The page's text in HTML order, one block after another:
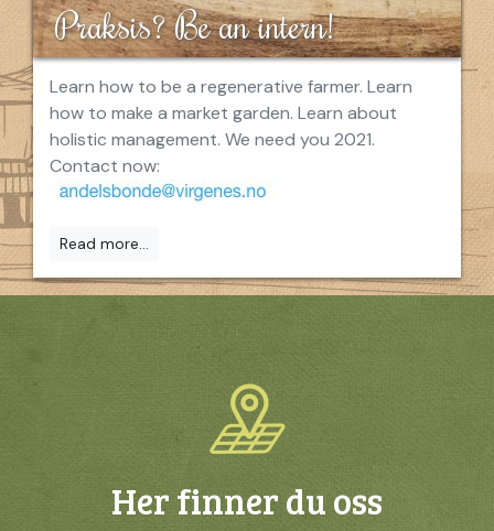
Praksis? Be an intern!
Learn how to be a regenerative farmer. Learn
how to make a market garden. Learn about
holistic management. We need you 2021.
Contact now:
Read more...
Her finner du oss